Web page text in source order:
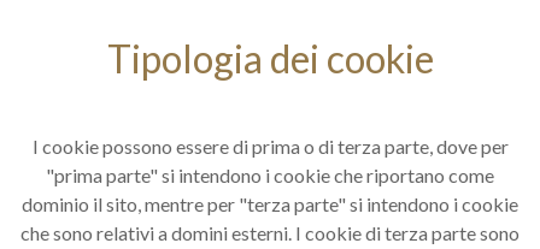
Tipologia dei cookie
I cookie possono essere di prima o di terza parte, dove per
"prima parte" si intendono i cookie che riportano come
dominio il sito, mentre per "terza parte" si intendono i cookie
che sono relativi a domini esterni. I cookie di terza parte sono